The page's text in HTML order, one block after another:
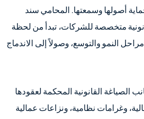
أصولها وسمعتها. المحامي سند
متخصصة للشركات، تبدأ من لحظة
النمو والتوسع، وصولاً إلى الاندماج
الصياغة القانونية المحكمة لعقودها
وغرامات نظامية، ونزاعات عمالية